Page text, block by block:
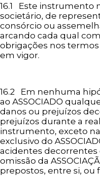
16.1 Este instrumento
societário, de
consórcio ou
arcando cada qual
obrigações nos
em vigor.
16.2 Em nenhuma
ao ASSOCIADO
danos ou prejuízos
prejuízos durante a
instrumento, exceto
exclusivo do
acidentes decorrentes
omissão da
prepostos, entre si, ou